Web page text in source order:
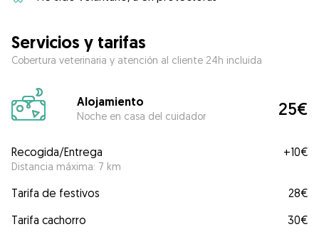
Servicios y tarifas
Cobertura veterinaria y atención al cliente 24h incluida
Alojamiento
Noche en casa del cuidador 25€
Recogida/Entrega
Distancia máxima: 7 km
+10€
Tarifa de festivos
28€
Tarifa cachorro
30€